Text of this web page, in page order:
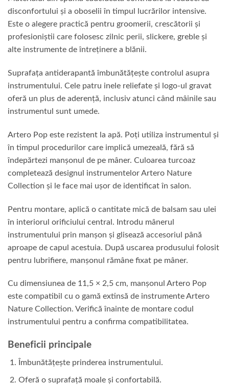
disconfortului și a oboselii în timpul lucrărilor intensive.
Este o alegere practică pentru groomerii, crescătorii și
profesioniștii care folosesc zilnic perii, slickere, greble și
alte instrumente de întreținere a blănii.
Suprafața antiderapantă îmbunătățește controlul asupra
instrumentului. Cele patru inele reliefate și logo-ul gravat
oferă un plus de aderență, inclusiv atunci când mâinile sau
instrumentul sunt umede.
Artero Pop este rezistent la apă. Poți utiliza instrumentul și
în timpul procedurilor care implică umezeală, fără să
îndepărtezi manșonul de pe mâner. Culoarea turcoaz
completează designul instrumentelor Artero Nature
Collection și le face mai ușor de identificat în salon.
Pentru montare, aplică o cantitate mică de balsam sau ulei
în interiorul orificiului central. Introdu mânerul
instrumentului prin manșon și glisează accesoriul până
aproape de capul acestuia. După uscarea produsului folosit
pentru lubrifiere, manșonul rămâne fixat pe mâner.
Cu dimensiunea de 11,5 × 2,5 cm, manșonul Artero Pop
este compatibil cu o gamă extinsă de instrumente Artero
Nature Collection. Verifică înainte de montare codul
instrumentului pentru a confirma compatibilitatea.
Beneficii principale
Îmbunătățește prinderea instrumentului.
Oferă o suprafață moale și confortabilă.